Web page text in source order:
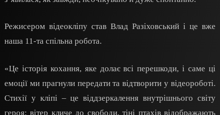
Режисером відеокліпу став Влад Разіховський і це вже
наша 11-та спільна робота.
«Це історія кохання, яке долає всі перешкоди, і саме ці
емоції ми прагнули передати та відтворити у відеороботі.
Стихії у кліпі – це віддзеркалення внутрішнього світу
героя: вітер кличе до свободи, тіні птахів відображають